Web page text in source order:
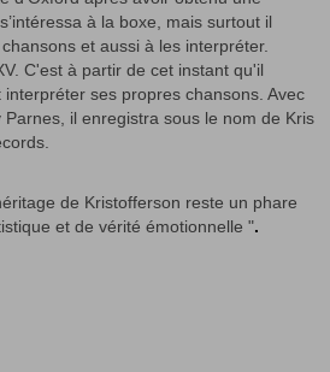
à la boxe, mais surtout il
et aussi à les interpréter.
C'est à partir de cet instant qu'il
ses propres chansons. Avec
Parnes, il enregistra sous le nom de Kris
de Kristofferson reste un phare
et de vérité émotionnelle ".